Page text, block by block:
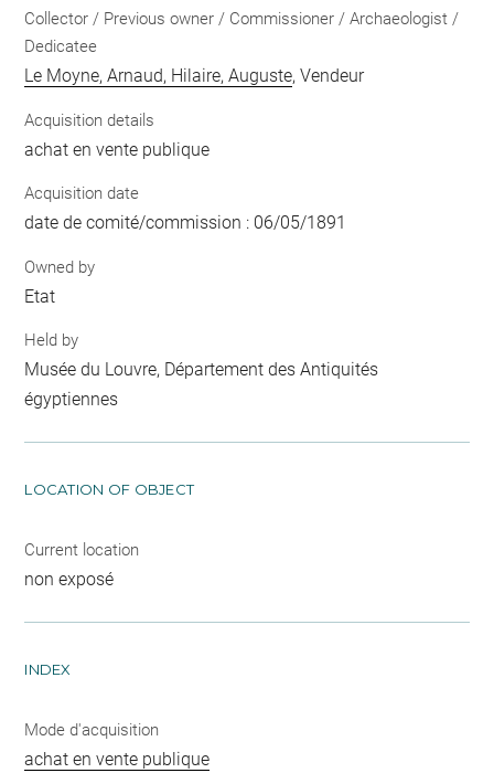
Collector / Previous owner / Commissioner / Archaeologist /
Dedicatee
Le Moyne, Arnaud, Hilaire, Auguste, Vendeur
Acquisition details
achat en vente publique
Acquisition date
date de comité/commission : 06/05/1891
Owned by
Etat
Held by
Musée du Louvre, Département des Antiquités
égyptiennes
LOCATION OF OBJECT
Current location
non exposé
INDEX
Mode d'acquisition
achat en vente publique